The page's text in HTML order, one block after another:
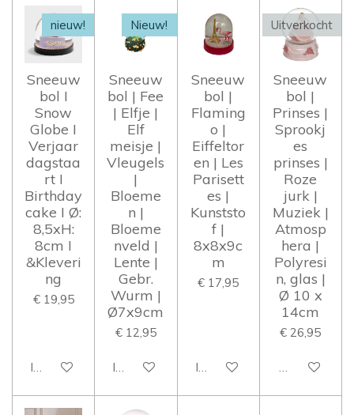
nieuw!
Sneeuw
bol I
Snow
Globe I
Verjaar
dagstaa
rt I
Birthday
cake I Ø:
8,5xH:
8cm I
&Kleveri
ng
€ 19,95
In winkelwagen
Nieuw!
Sneeuw
bol | Fee
| Elfje |
Elf
meisje |
Vleugels
|
Bloeme
n |
Bloeme
nveld |
Lente |
Gebr.
Wurm |
Ø7x9cm
€ 12,95
In winkelwagen
Sneeuw
bol |
Flaming
o |
Eiffeltor
en | Les
Parisett
es |
Kunststo
f |
8x8x9c
m
€ 17,95
In winkelwagen
Uitverkocht
Sneeuw
bol |
Prinses |
Sprookj
es
prinses |
Roze
jurk |
Muziek |
Atmosp
hera |
Polyresi
n, glas |
Ø 10 x
14cm
€ 26,95
Houd mij op